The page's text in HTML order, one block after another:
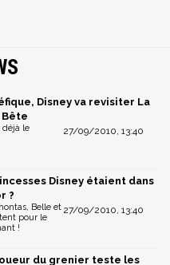
Disney va revisiter La
Bête
27/09/2010, 13:40
déjà le
Disney étaient dans
?
27/09/2010, 13:40
Belle et
pour le
!
du grenier teste les